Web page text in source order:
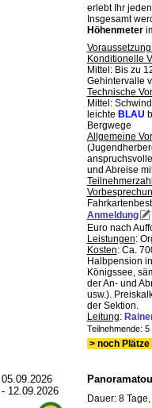
erlebt Ihr
Insgesamt
Höhenmeter
Konditionelle
Mittel: Bis zu
Gehintervalle
Technische
Mittel:
leichte BLAU
Bergwege
Allgemeine
und Abreise
Anmeldung
Euro nach
Leistungen:
Kosten: Ca.
Halbpension
Königssee,
der An- und
usw.).
der Sektion.
Leitung:
Teilnehmende:
> noch
05.09.2026
- 12.09.2026
Dauer: 8